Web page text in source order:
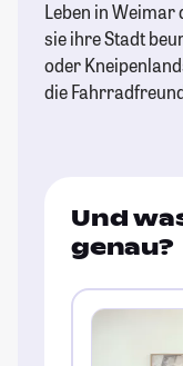
Leben in Weimar
sie ihre Stadt
oder
die
Und
genau?